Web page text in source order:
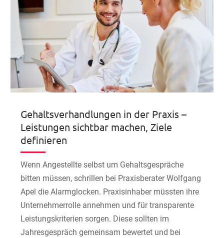
Gehaltsverhandlungen in der Praxis –
Leistungen sichtbar machen, Ziele
definieren
Wenn Angestellte selbst um Gehaltsgespräche
bitten müssen, schrillen bei Praxisberater Wolfgang
Apel die Alarmglocken. Praxisinhaber müssten ihre
Unternehmerrolle annehmen und für transparente
Leistungskriterien sorgen. Diese sollten im
Jahresgespräch gemeinsam bewertet und bei